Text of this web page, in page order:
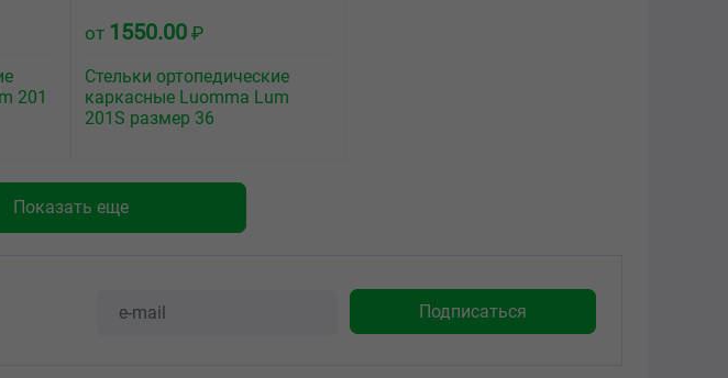
201
от 1550.00 ₽
Стельки ортопедические
каркасные Luomma Lum
201S размер 36
Показать еще